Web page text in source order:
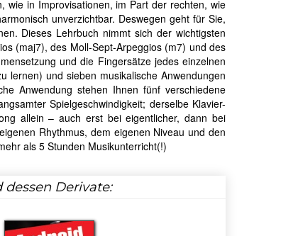
wie in Improvisationen, im Part der rechten, wie
unverzichtbar. Deswegen geht für Sie,
Dieses Lehrbuch nimmt sich der wichtigsten
(maj7), des Moll-Sept-Arpeggios (m7) und des
und die Fingersätze jedes einzelnen
lernen) und sieben musikalische Anwendungen
Anwendung stehen Ihnen fünf verschiedene
Spielgeschwindigkeit; derselbe Klavier-
allein – auch erst bei eigentlicher, dann bei
Rhythmus, dem eigenen Niveau und den
als 5 Stunden Musikunterricht(!)
Derivate: